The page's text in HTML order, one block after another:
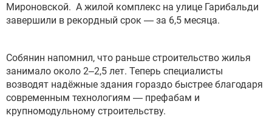
Мироновской. А жилой комплекс на улице Гарибальди
завершили в рекордный срок — за 6,5 месяца.
Собянин напомнил, что раньше строительство жилья
занимало около 2–2,5 лет. Теперь специалисты
возводят надёжные здания гораздо быстрее благодаря
современным технологиям — префабам и
крупномодульному строительству.